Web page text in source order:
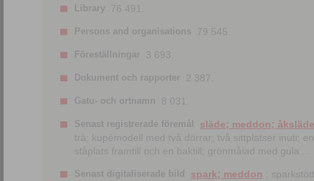
Library 76 491.
Persons and organisations 79 545.
Föreställningar 3 693.
Dokument och rapporter 2 387.
Gatu- och ortnamn 8 031.
Senast registrerade föremål
släde; meddon; åksläde
trä; kupémodell med två dörrar; två sittplatser inuti; en
ståplats framtill och en baktill; grönmålad med gula ...
Senast digitaliserade bild spark; meddon ;